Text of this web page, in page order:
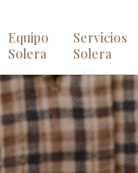
Equipo
Solera
Servicios
Solera